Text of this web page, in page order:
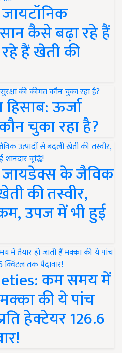
कैसे बढ़ा रहे हैं
हैं खेती की
ऊर्जा
चुका रहा है?
जायडेक्स के जैविक
की तस्वीर,
उपज में भी हुई
कम समय में
की ये पांच
हेक्टेयर 126.6